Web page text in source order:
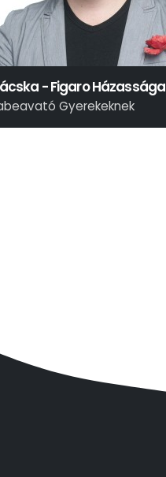
- Figaro Házassága
Gyerekeknek
Amadeus Mozart